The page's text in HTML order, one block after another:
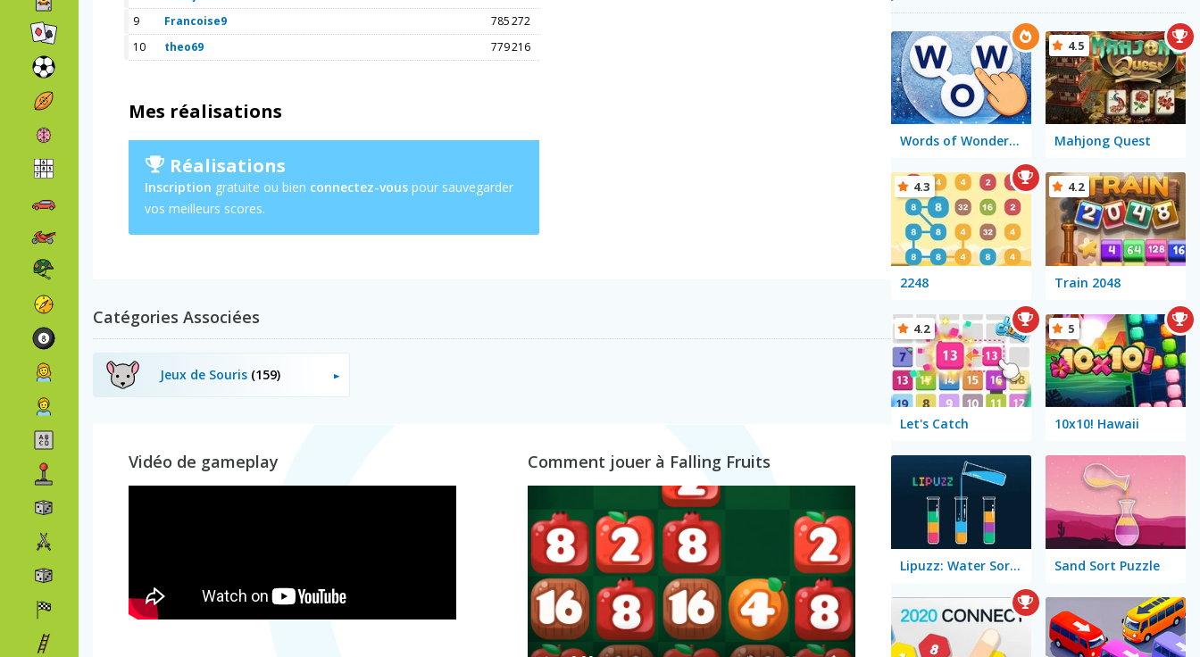
9
Francoise9
785 272
10
theo69 779 216
Mes réalisations
Réalisations
Inscription gratuite ou bien connectez-vous pour sauvegarder
vos meilleurs scores.
Catégories Associées
Jeux de Souris (159)
Vidéo de gameplay Comment jouer à Falling Fruits
Words of Wonders - WOW Mahjong Quest
4.5
2248
4.3
Train 2048
4.2
Let's Catch
4.2
10x10! Hawaii
5
Lipuzz: Water Sort Puzzle Sand Sort Puzzle